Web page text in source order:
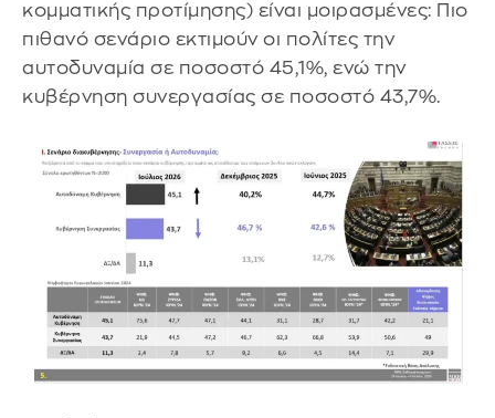
κομματικής προτίμησης) είναι μοιρασμένες: Πιο
πιθανό σενάριο εκτιμούν οι πολίτες την
αυτοδυναμία σε ποσοστό 45,1%, ενώ την
κυβέρνηση συνεργασίας σε ποσοστό 43,7%.